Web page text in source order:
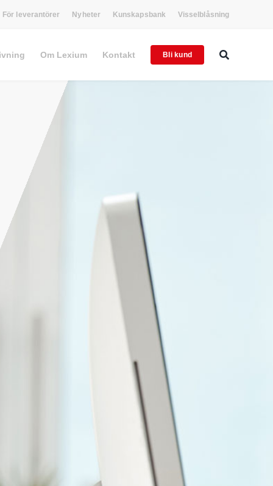
För leverantörer Nyheter Kunskapsbank Visselblåsning
Om Lexium Kontakt Bli kund